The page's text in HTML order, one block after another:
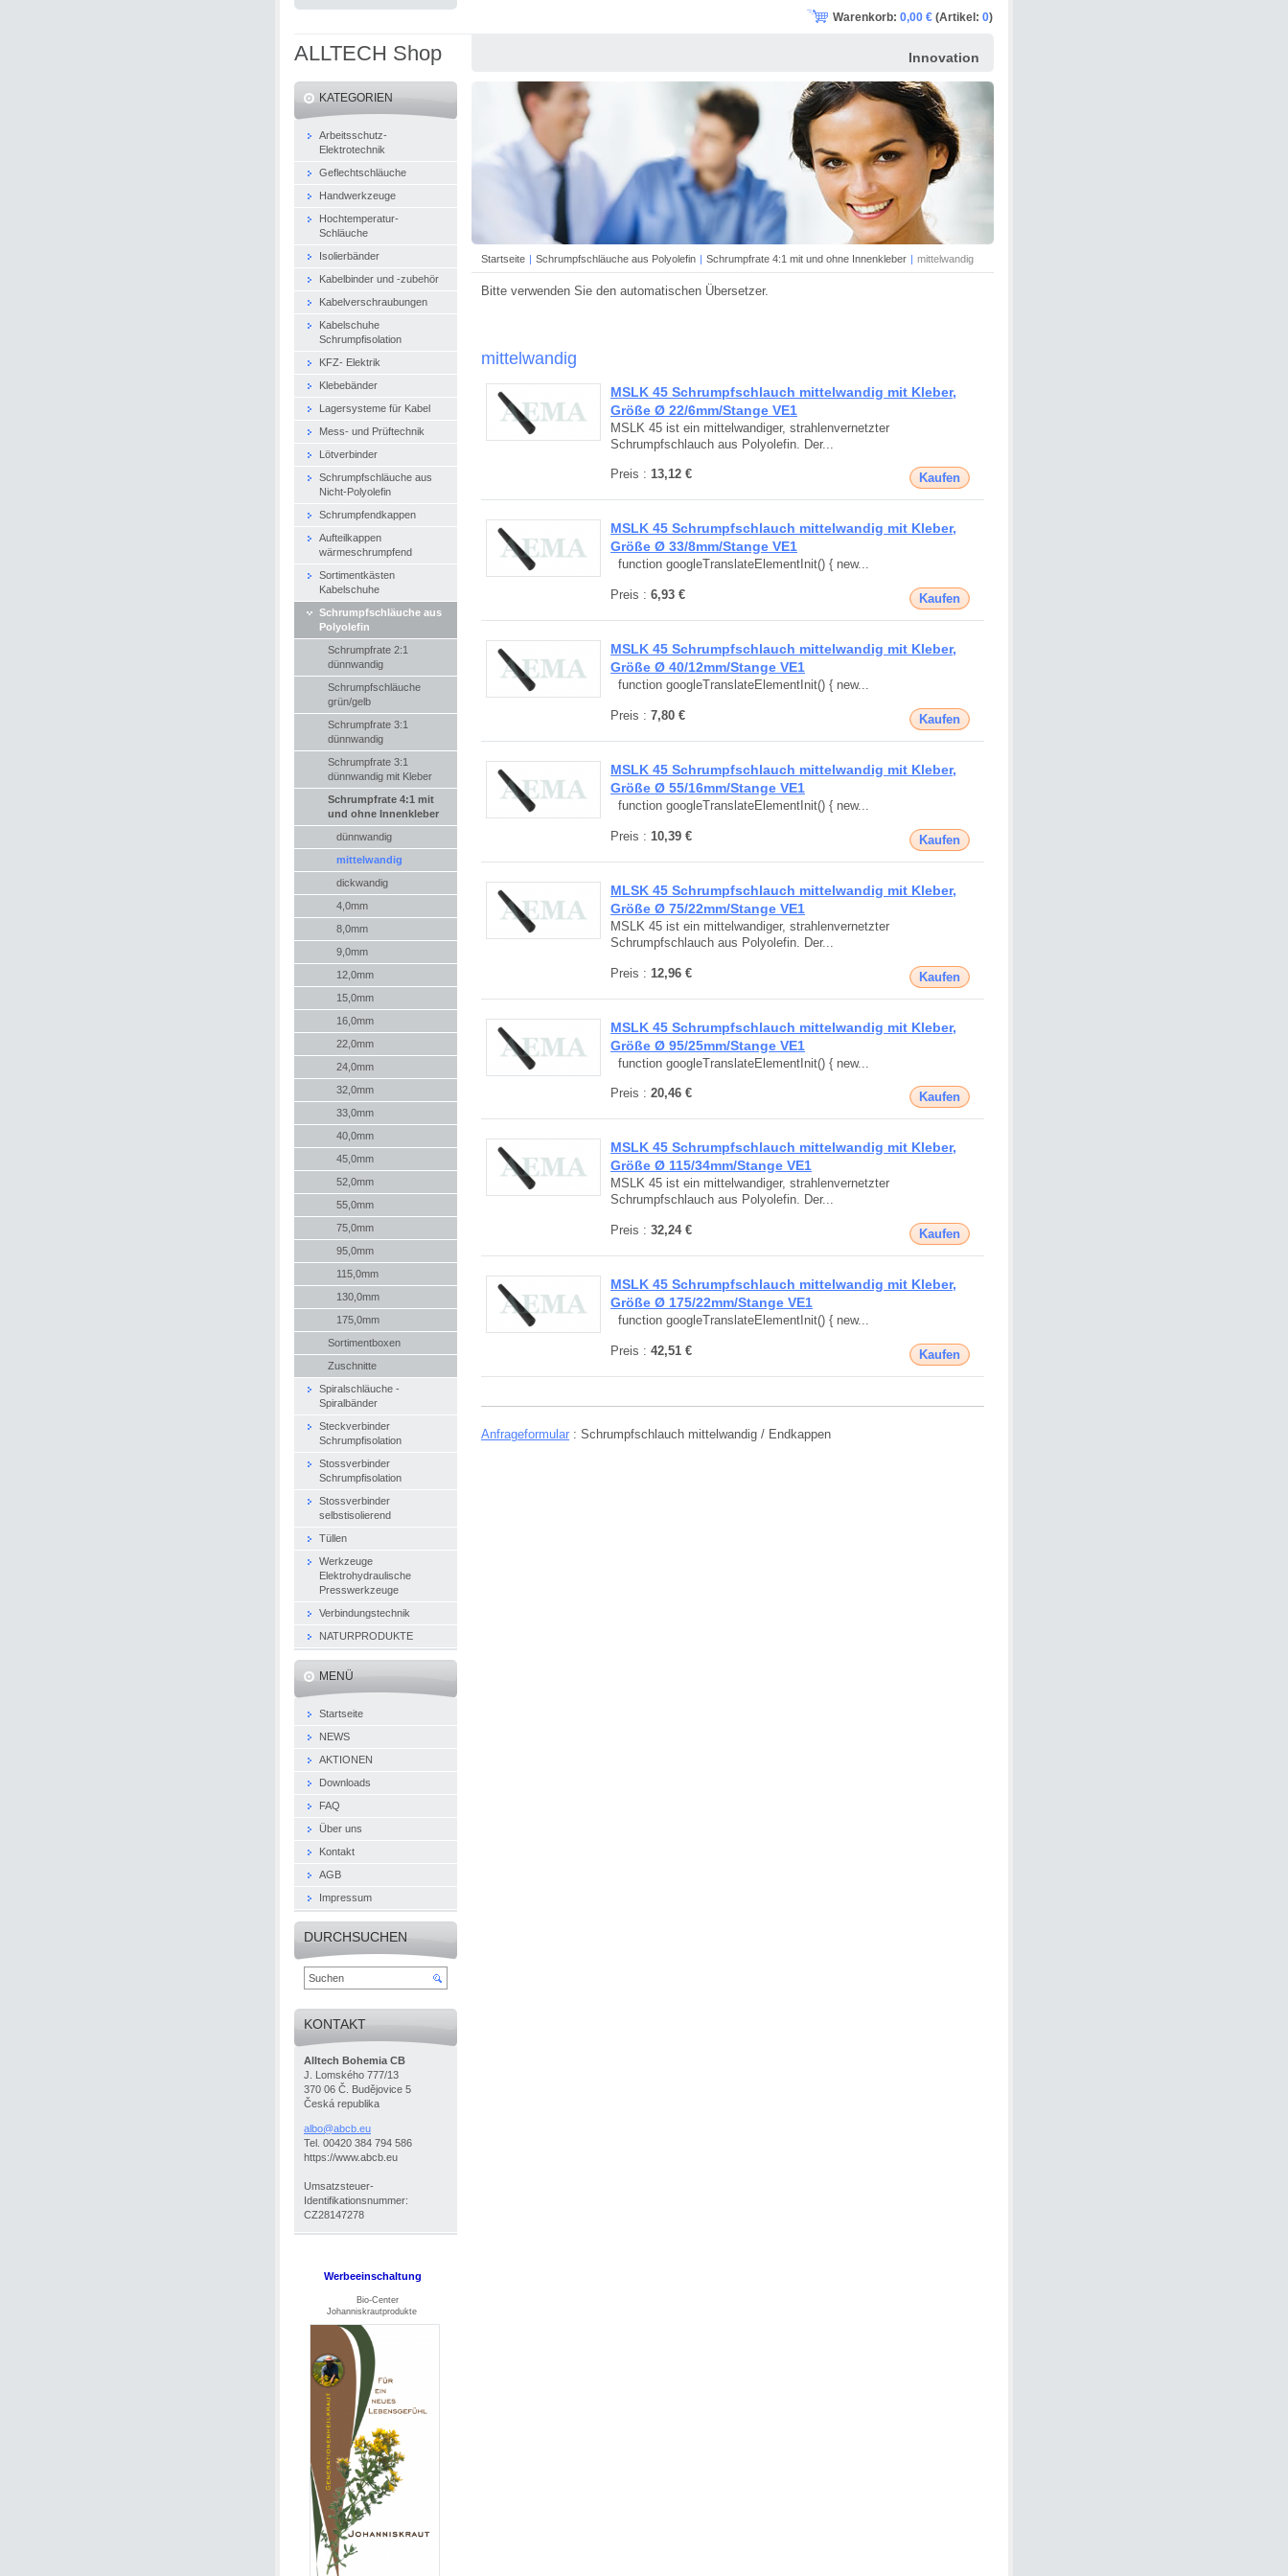
ALLTECH Shop Innovation
Startseite | Schrumpfschläuche aus Polyolefin | Schrumpfrate 4:1 mit und ohne Innenkleber | mittelwandig
Bitte verwenden Sie den automatischen Übersetzer.
mittelwandig
MSLK 45 Schrumpfschlauch mittelwandig mit Kleber,
Größe Ø 22/6mm/Stange VE1
MSLK 45 ist ein mittelwandiger, strahlenvernetzter
Schrumpfschlauch aus Polyolefin. Der...
Kaufen
Preis : 13,12 €
MSLK 45 Schrumpfschlauch mittelwandig mit Kleber,
Größe Ø 33/8mm/Stange VE1
function googleTranslateElementInit() { new...
Kaufen
Preis : 6,93 €
MSLK 45 Schrumpfschlauch mittelwandig mit Kleber,
Größe Ø 40/12mm/Stange VE1
function googleTranslateElementInit() { new...
Kaufen
Preis : 7,80 €
MSLK 45 Schrumpfschlauch mittelwandig mit Kleber,
Größe Ø 55/16mm/Stange VE1
function googleTranslateElementInit() { new...
Kaufen
Preis : 10,39 €
MLSK 45 Schrumpfschlauch mittelwandig mit Kleber,
Größe Ø 75/22mm/Stange VE1
MSLK 45 ist ein mittelwandiger, strahlenvernetzter
Schrumpfschlauch aus Polyolefin. Der...
Kaufen
Preis : 12,96 €
MSLK 45 Schrumpfschlauch mittelwandig mit Kleber,
Größe Ø 95/25mm/Stange VE1
function googleTranslateElementInit() { new...
Kaufen
Preis : 20,46 €
MSLK 45 Schrumpfschlauch mittelwandig mit Kleber,
Größe Ø 115/34mm/Stange VE1
MSLK 45 ist ein mittelwandiger, strahlenvernetzter
Schrumpfschlauch aus Polyolefin. Der...
Kaufen
Preis : 32,24 €
MSLK 45 Schrumpfschlauch mittelwandig mit Kleber,
Größe Ø 175/22mm/Stange VE1
function googleTranslateElementInit() { new...
Kaufen
Preis : 42,51 €
Anfrageformular : Schrumpfschlauch mittelwandig / Endkappen
KATEGORIEN
Arbeitsschutz-
Elektrotechnik
Geflechtschläuche
Handwerkzeuge
Hochtemperatur-
Schläuche
Isolierbänder
Kabelbinder und -zubehör
Kabelverschraubungen
Kabelschuhe
Schrumpfisolation
KFZ- Elektrik
Klebebänder
Lagersysteme für Kabel
Mess- und Prüftechnik
Lötverbinder
Schrumpfschläuche aus
Nicht-Polyolefin
Schrumpfendkappen
Aufteilkappen
wärmeschrumpfend
Sortimentkästen
Kabelschuhe
Schrumpfschläuche aus
Polyolefin
Schrumpfrate 2:1
dünnwandig
Schrumpfschläuche
grün/gelb
Schrumpfrate 3:1
dünnwandig
Schrumpfrate 3:1
dünnwandig mit Kleber
Schrumpfrate 4:1 mit
und ohne Innenkleber
dünnwandig
mittelwandig
dickwandig
4,0mm
8,0mm
9,0mm
12,0mm
15,0mm
16,0mm
22,0mm
24,0mm
32,0mm
33,0mm
40,0mm
45,0mm
52,0mm
55,0mm
75,0mm
95,0mm
115,0mm
130,0mm
175,0mm
Sortimentboxen
Zuschnitte
Spiralschläuche -
Spiralbänder
Steckverbinder
Schrumpfisolation
Stossverbinder
Schrumpfisolation
Stossverbinder
selbstisolierend
Tüllen
Werkzeuge
Elektrohydraulische
Presswerkzeuge
Verbindungstechnik
NATURPRODUKTE
MENÜ
Startseite
NEWS
AKTIONEN
Downloads
FAQ
Über uns
Kontakt
AGB
Impressum
DURCHSUCHEN
KONTAKT
Alltech Bohemia CB
J. Lomského 777/13
370 06 Č. Budějovice 5
Česká republika
albo@abcb.eu
Tel. 00420 384 794 586
https://www.abcb.eu
Umsatzsteuer-
Identifikationsnummer:
CZ28147278
Werbeeinschaltung
Bio-Center
Johanniskrautprodukte
Warenkorb: 0,00 € (Artikel: 0)